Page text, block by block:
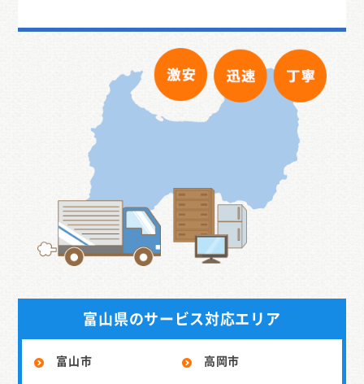
富山県のサービス対応エリア
富山市
高岡市